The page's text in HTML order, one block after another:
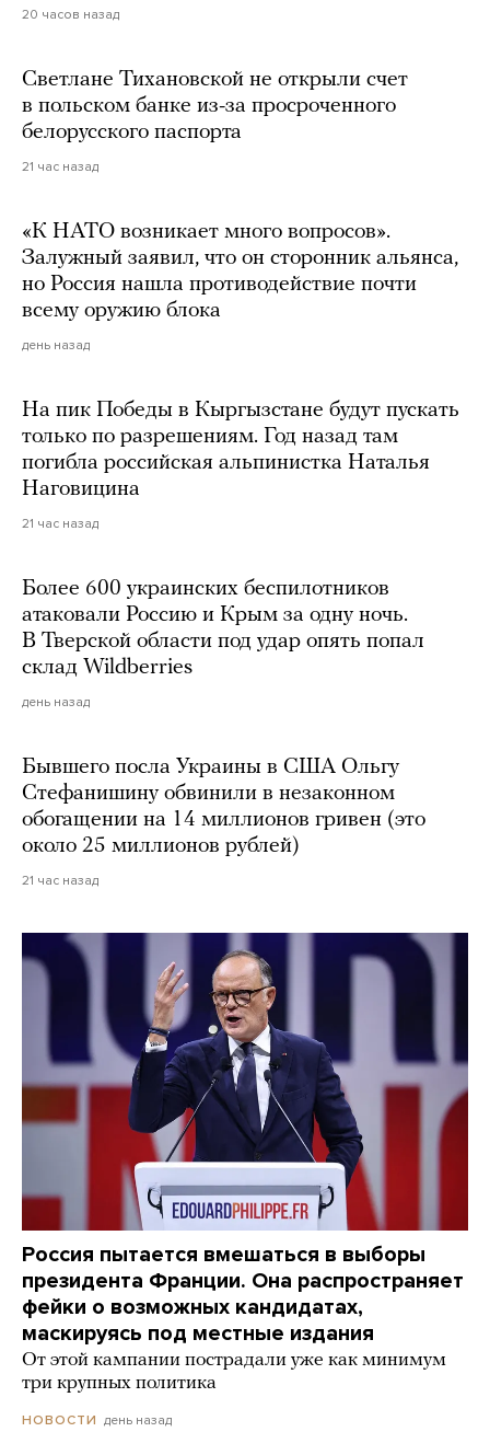
20 часов назад
Светлане Тихановской не открыли счет
в польском банке из-за просроченного
белорусского паспорта
21 час назад
«К НАТО возникает много вопросов».
Залужный заявил, что он сторонник альянса,
но Россия нашла противодействие почти
всему оружию блока
день назад
На пик Победы в Кыргызстане будут пускать
только по разрешениям. Год назад там
погибла российская альпинистка Наталья
Наговицина
21 час назад
Более 600 украинских беспилотников
атаковали Россию и Крым за одну ночь.
В Тверской области под удар опять попал
склад Wildberries
день назад
Бывшего посла Украины в США Ольгу
Стефанишину обвинили в незаконном
обогащении на 14 миллионов гривен (это
около 25 миллионов рублей)
21 час назад
Россия пытается вмешаться в выборы
президента Франции. Она распространяет
фейки о возможных кандидатах,
маскируясь под местные издания
От этой кампании пострадали уже как минимум
три крупных политика
НОВОСТИ день назад